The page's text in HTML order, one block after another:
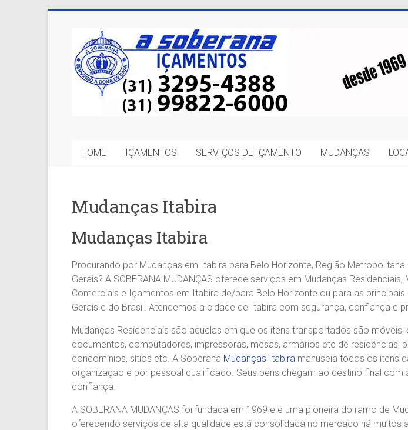
A
Soberana
Içamentos
opção
BH
Região.
Agilidade
e
Confiança.
31.2510-
2122.
A
Soberana
Içamento.
Içamento
é
com
HOME IÇAMENTOS SERVIÇOS DE IÇAMENTO MUDANÇAS
Mudanças Itabira
Mudanças Itabira
Procurando por Mudanças em Itabira para Belo Horizonte, Região Metropolitana
Gerais? A SOBERANA MUDANÇAS oferece serviços em Mudanças Residenciais,
Comerciais e Içamentos em Itabira de/para Belo Horizonte ou para as principais
Gerais e do Brasil. Atendemos a cidade de Itabira com segurança, confiança e
Mudanças Residenciais são aquelas em que os itens transportados são móveis,
documentos, computadores, impressoras, mesas, armários etc de residências,
condomínios, sítios etc. A Soberana Mudanças Itabira manuseia todos os itens
organização e por pessoal qualificado. Seus bens chegam ao destino final com
confiança.
A SOBERANA MUDANÇAS foi fundada em 1969 e é uma pioneira do ramo de
oferecendo serviços de alta qualidade está consolidada no mercado há muitos